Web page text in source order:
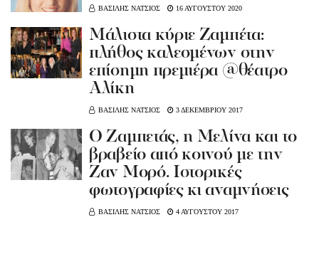
ΒΑΣΙΛΗΣ ΝΑΤΣΙΟΣ 16 ΑΥΓΟΥΣΤΟΥ 2020
Μάλιστα κύριε Ζαμπέτα:
πλήθος καλεσμένων στην
επίσημη πρεμιέρα @θέατρο
Αλίκη
ΒΑΣΙΛΗΣ ΝΑΤΣΙΟΣ 3 ΔΕΚΕΜΒΡΙΟΥ 2017
Ο Ζαμπετάς, η Μελίνα και το
βραβείο από κοινού με την
Ζαν Μορό. Ιστορικές
φωτογραφίες κι αναμνήσεις
ΒΑΣΙΛΗΣ ΝΑΤΣΙΟΣ 4 ΑΥΓΟΥΣΤΟΥ 2017